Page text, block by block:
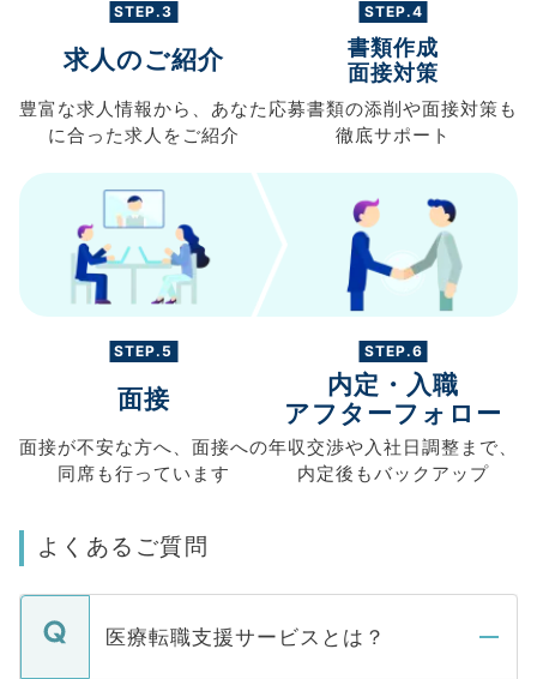
STEP.3
求人のご紹介
豊富な求人情報から、 あなた
に合った求人を ご紹介
STEP.4
書類作成
面接対策
応募書類の添削や面接対策も
徹底サポート
STEP.5
面接
面接が不安な方へ、 面接への
同席も行っています
STEP.6
内定・入職
アフターフォロー
年収交渉や入社日調整まで、
内定後もバックアップ
よくあるご質問
医療転職支援サービスとは？